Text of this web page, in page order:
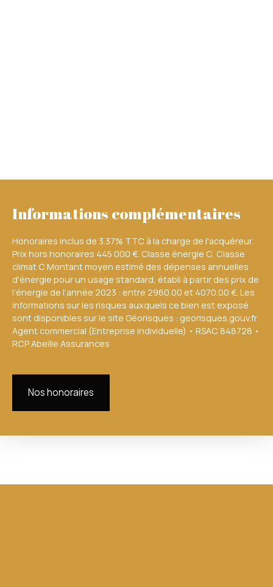
Informations complémentaires
Honoraires inclus de 3.37% TTC à la charge de l'acquéreur.
Prix hors honoraires 445 000 €. Classe énergie C, Classe
climat C Montant moyen estimé des dépenses annuelles
d'énergie pour un usage standard, établi à partir des prix de
l'énergie de l'année 2023 : entre 2960.00 et 4070.00 €. Les
informations sur les risques auxquels ce bien est exposé
sont disponibles sur le site Géorisques : georisques.gouv.fr.
Agent commercial (Entreprise individuelle) • RSAC 848728 •
RCP Abeille Assurances
Nos honoraires